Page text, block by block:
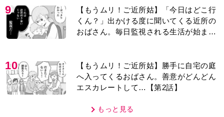
9
【もうムリ！ご近所姑】「今日はどこ行
くん？」出かける度に聞いてくる近所の
おばさん。毎日監視される生活が始ま
10
【もうムリ！ご近所姑】勝手に自宅の庭
へ入ってくるおばさん。善意がどんどん
エスカレートして…【第2話】
もっと見る